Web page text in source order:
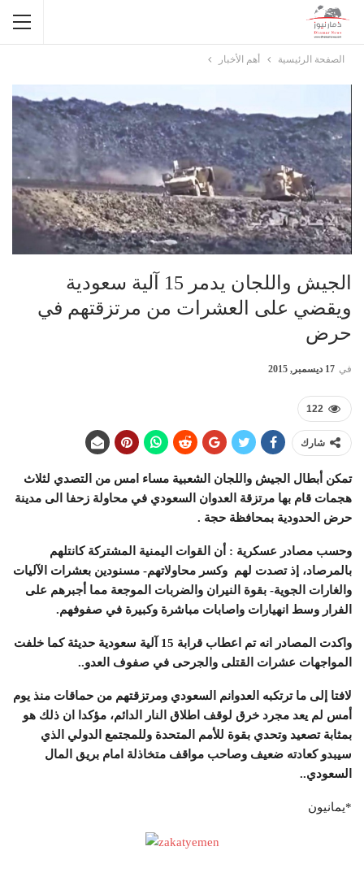
الصفحة الرئيسية أهم الأخبار
الجيش واللجان يدمر 15 آلية سعودية
ويقضي على العشرات من مرتزقتهم في
حرض
في 17 ديسمبر, 2015
122
شارك
تمكن أبطال الجيش واللجان الشعبية مساء امس من التصدي لثلاث
هجمات قام بها مرتزقة العدوان السعودي في محاولة زحفا الى مدينة
حرض الحدودية بمحافظة حجة .
وحسب مصادر عسكرية : أن القوات اليمنية المشتركة كانتلهم
بالمرصاد، إذ تصدت لهم وكسر محاولاتهم- مسنودين بعشرات الآليات
والغارات الجوية- بقوة النيران والضربات الموجعة مما أجبرهم على
الفرار وسط انهيارات واصابات مباشرة وكبيرة في صفوفهم.
واكدت المصادر انه تم اعطاب قرابة 15 آلية سعودية حديثة كما خلفت
المواجهات عشرات القتلى والجرحى في صفوف العدو..
لافتا إلى ما ترتكبه العدوانم السعودي ومرتزقتهم من حماقات منذ يوم
أمس لم يعد مجرد خرق لوقف اطلاق النار الدائم، مؤكدا ان ذلك هو
بمثابة تصعيد وتحدي بقوة للأمم المتحدة وللمجتمع الدولي الذي
سيبدو كعادته ضعيف وصاحب مواقف متخاذلة امام بريق المال
السعودي..
*يمانيون